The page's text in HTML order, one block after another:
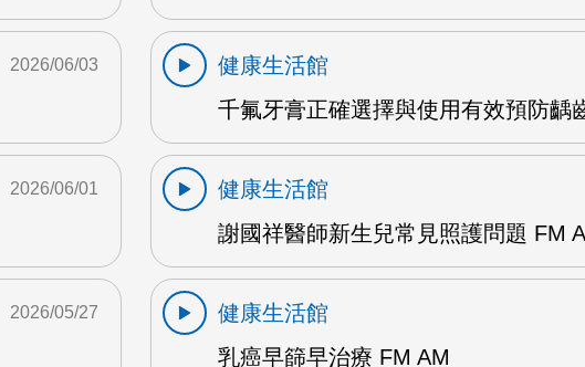
2026/06/03
健康生活館
千氟牙膏正確選擇與使用有效預防齲
2026/06/01
健康生活館
謝國祥醫師新生兒常見照護問題 FM
2026/05/27
健康生活館
乳癌早篩早治療 FM AM